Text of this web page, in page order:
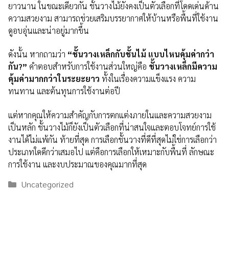
ยาวนาน ในขณะเดียวกัน ชั้นวางไม้ยังคงเป็นตัวเลือกที่โดดเด่นด้าน
ความสวยงาม สามารถช่วยเสริมบรรยากาศให้บ้านหรือพื้นที่ใช้งาน
ดูอบอุ่นและน่าอยู่มากขึ้น
ดังนั้น หากถามว่า “ชั้นวางเหล็กกับชั้นไม้ แบบไหนคุ้มค่ากว่า
กัน?” คำตอบสำหรับการใช้งานส่วนใหญ่คือ ชั้นวางเหล็กมีความ
คุ้มค่ามากกว่าในระยะยาว ทั้งในเรื่องความแข็งแรง ความ
ทนทาน และต้นทุนการใช้งานต่อปี
แต่หากคุณให้ความสำคัญกับการตกแต่งภายในและความสวยงาม
เป็นหลัก ชั้นวางไม้ก็ยังเป็นตัวเลือกที่น่าสนใจและตอบโจทย์การใช้
งานได้ไม่แพ้กัน ท้ายที่สุด การเลือกชั้นวางที่ดีที่สุดไม่ใช่การเลือกว่า
ประเภทใดดีกว่าเสมอไป แต่คือการเลือกให้เหมาะกับพื้นที่ ลักษณะ
การใช้งาน และงบประมาณของคุณมากที่สุด
Categories
Uncategorized